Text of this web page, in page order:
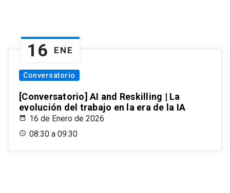
16 ENE
Conversatorio
[Conversatorio] AI and Reskilling | La
evolución del trabajo en la era de la IA
16 de Enero de 2026
08:30 a 09:30